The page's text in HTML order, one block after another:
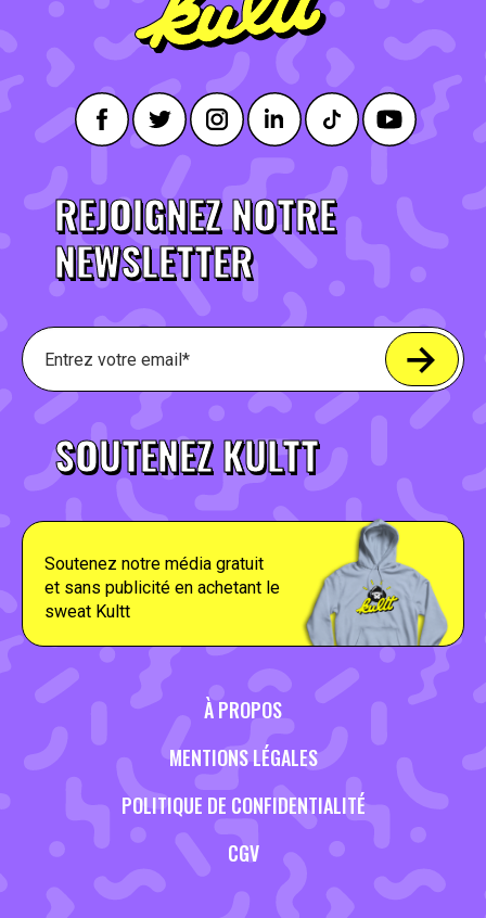
REJOIGNEZ NOTRE
NEWSLETTER
SOUTENEZ KULTT
Soutenez notre média gratuit
et sans publicité en achetant le
sweat Kultt
À PROPOS
MENTIONS LÉGALES
POLITIQUE DE CONFIDENTIALITÉ
CGV